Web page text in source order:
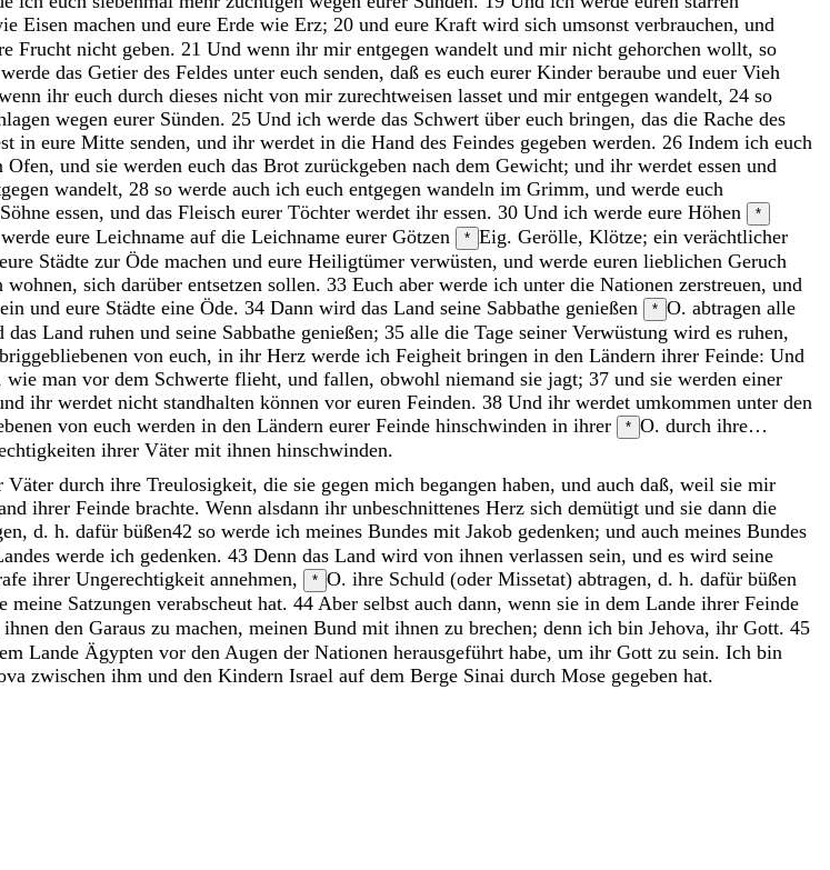
Eisen machen und eure Erde wie Erz; 20 und eure Kraft wird sich umsonst verbrauchen, und
Frucht nicht geben. 21 Und wenn ihr mir entgegen wandelt und mir nicht gehorchen wollt, so
werde das Getier des Feldes unter euch senden, daß es euch eurer Kinder beraube und euer Vieh
ihr euch durch dieses nicht von mir zurechtweisen lasset und mir entgegen wandelt, 24 so
wegen eurer Sünden. 25 Und ich werde das Schwert über euch bringen, das die Rache des
in eure Mitte senden, und ihr werdet in die Hand des Feindes gegeben werden. 26 Indem ich euch
Ofen, und sie werden euch das Brot zurückgeben nach dem Gewicht; und ihr werdet essen und
wandelt, 28 so werde auch ich euch entgegen wandeln im Grimm, und werde euch
Söhne essen, und das Fleisch eurer Töchter werdet ihr essen. 30 Und ich werde eure Höhen *
werde eure Leichname auf die Leichname eurer Götzen * Eig. Gerölle, Klötze; ein verächtlicher
eure Städte zur Öde machen und eure Heiligtümer verwüsten, und werde euren lieblichen Geruch
wohnen, sich darüber entsetzen sollen. 33 Euch aber werde ich unter die Nationen zerstreuen, und
und eure Städte eine Öde. 34 Dann wird das Land seine Sabbathe genießen * O. abtragen alle
das Land ruhen und seine Sabbathe genießen; 35 alle die Tage seiner Verwüstung wird es ruhen,
von euch, in ihr Herz werde ich Feigheit bringen in den Ländern ihrer Feinde: Und
wie man vor dem Schwerte flieht, und fallen, obwohl niemand sie jagt; 37 und sie werden einer
ihr werdet nicht standhalten können vor euren Feinden. 38 Und ihr werdet umkommen unter den
von euch werden in den Ländern eurer Feinde hinschwinden in ihrer * O. durch ihre…
ihrer Väter mit ihnen hinschwinden.
Väter durch ihre Treulosigkeit, die sie gegen mich begangen haben, und auch daß, weil sie mir
ihrer Feinde brachte. Wenn alsdann ihr unbeschnittenes Herz sich demütigt und sie dann die
d. h. dafür büßen42 so werde ich meines Bundes mit Jakob gedenken; und auch meines Bundes
werde ich gedenken. 43 Denn das Land wird von ihnen verlassen sein, und es wird seine
ihrer Ungerechtigkeit annehmen, * O. ihre Schuld (oder Missetat) abtragen, d. h. dafür büßen
meine Satzungen verabscheut hat. 44 Aber selbst auch dann, wenn sie in dem Lande ihrer Feinde
ihnen den Garaus zu machen, meinen Bund mit ihnen zu brechen; denn ich bin Jehova, ihr Gott. 45
Lande Ägypten vor den Augen der Nationen herausgeführt habe, um ihr Gott zu sein. Ich bin
zwischen ihm und den Kindern Israel auf dem Berge Sinai durch Mose gegeben hat.